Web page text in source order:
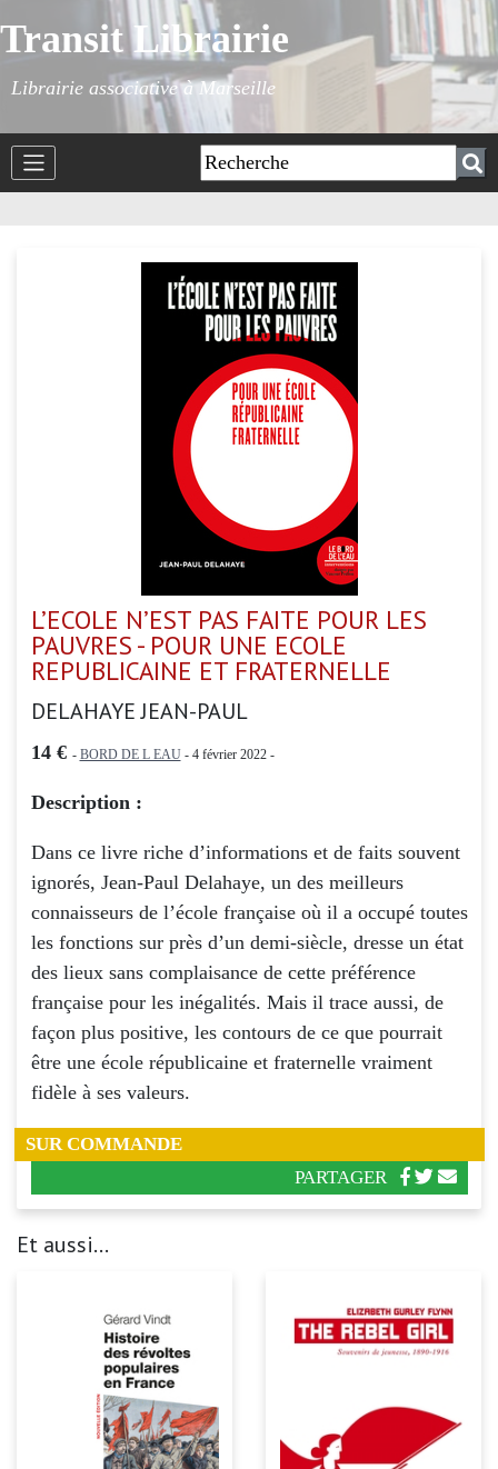
Transit Librairie
Librairie associative à Marseille
L’ECOLE N’EST PAS FAITE POUR LES
PAUVRES - POUR UNE ECOLE
REPUBLICAINE ET FRATERNELLE
DELAHAYE JEAN-PAUL
14 € - BORD DE L EAU- 4 février 2022 -
Description :
Dans ce livre riche d’informations et de faits souvent
ignorés, Jean-Paul Delahaye, un des meilleurs
connaisseurs de l’école française où il a occupé toutes
les fonctions sur près d’un demi-siècle, dresse un état
des lieux sans complaisance de cette préférence
française pour les inégalités. Mais il trace aussi, de
façon plus positive, les contours de ce que pourrait
être une école républicaine et fraternelle vraiment
fidèle à ses valeurs.
SUR COMMANDE
PARTAGER
Et aussi...